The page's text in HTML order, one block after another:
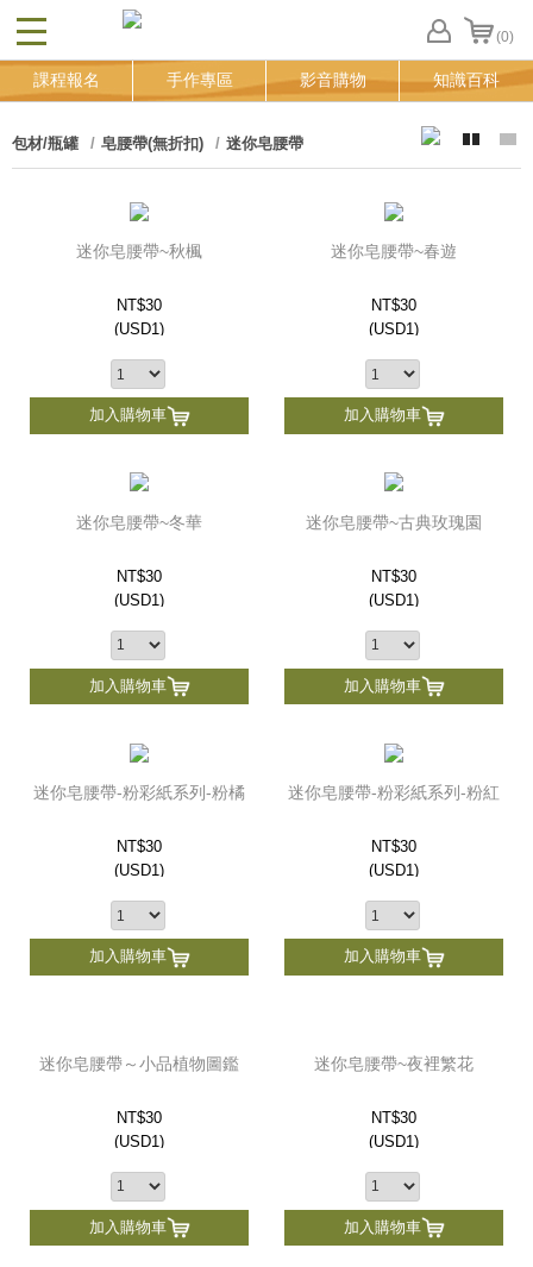
CLOSE (0)
FB
登
追
課程報名 手作專區 影音購物 知識百科
包材/瓶罐 皂腰帶(無折扣) 迷你皂腰帶
迷你皂腰帶~秋楓
NT$30
(USD1)
加入購物車
迷你皂腰帶~春遊
NT$30
(USD1)
加入購物車
迷你皂腰帶~冬華
NT$30
(USD1)
加入購物車
迷你皂腰帶~古典玫瑰園
NT$30
(USD1)
加入購物車
迷你皂腰帶-粉彩紙系列-粉橘
NT$30
(USD1)
加入購物車
迷你皂腰帶-粉彩紙系列-粉紅
NT$30
(USD1)
加入購物車
迷你皂腰帶～小品植物圖鑑
NT$30
(USD1)
加入購物車
迷你皂腰帶~夜裡繁花
NT$30
(USD1)
加入購物車